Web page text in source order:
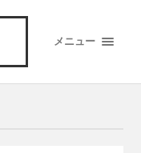
メニュー